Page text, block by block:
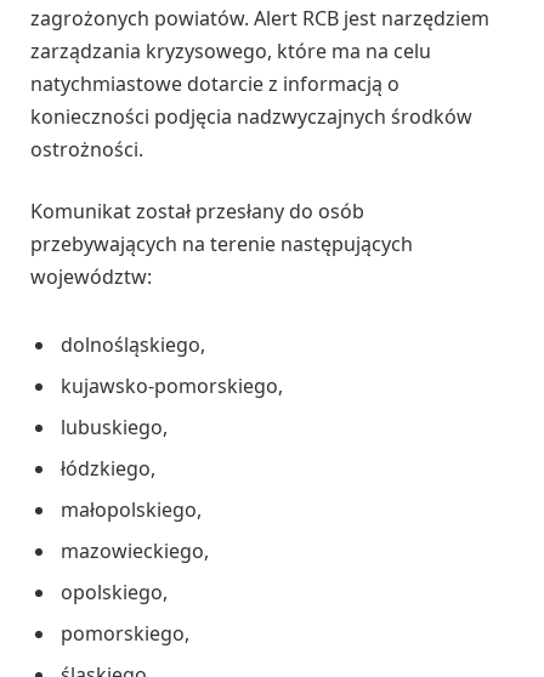
zagrożonych powiatów. Alert RCB jest narzędziem
zarządzania kryzysowego, które ma na celu
natychmiastowe dotarcie z informacją o
konieczności podjęcia nadzwyczajnych środków
ostrożności.
Komunikat został przesłany do osób
przebywających na terenie następujących
województw:
dolnośląskiego,
kujawsko-pomorskiego,
lubuskiego,
łódzkiego,
małopolskiego,
mazowieckiego,
opolskiego,
pomorskiego,